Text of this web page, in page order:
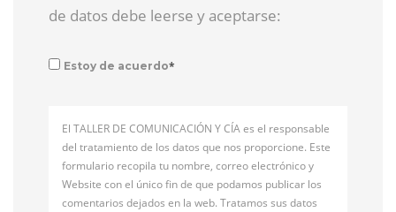
de datos debe leerse y aceptarse:
Estoy de acuerdo*
El TALLER DE COMUNICACIÓN Y CÍA es el responsable
del tratamiento de los datos que nos proporcione. Este
formulario recopila tu nombre, correo electrónico y
Website con el único fin de que podamos publicar los
comentarios dejados en la web. Tratamos sus datos